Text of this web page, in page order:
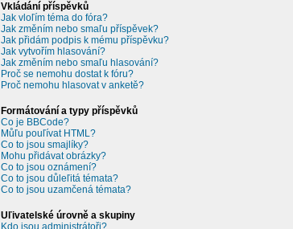
Vkládání příspěvků
Jak vloľím téma do fóra?
Jak změním nebo smaľu příspěvek?
Jak přidám podpis k mému příspěvku?
Jak vytvořím hlasování?
Jak změním nebo smaľu hlasování?
Proč se nemohu dostat k fóru?
Proč nemohu hlasovat v anketě?
Formátování a typy příspěvků
Co je BBCode?
Můľu pouľívat HTML?
Co to jsou smajlíky?
Mohu přidávat obrázky?
Co to jsou oznámení?
Co to jsou důleľitá témata?
Co to jsou uzamčená témata?
Uľivatelské úrovně a skupiny
Kdo jsou administrátoři?